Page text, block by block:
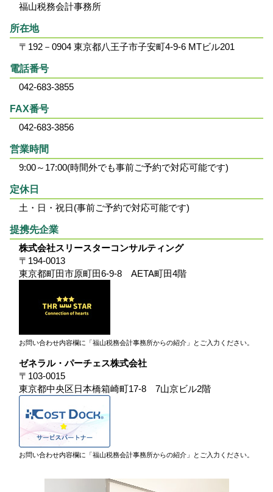
福山税務会計事務所
所在地
〒192－0904 東京都八王子市子安町4-9-6 MTビル201
電話番号
042-683-3855
FAX番号
042-683-3856
営業時間
9:00～17:00(時間外でも事前ご予約で対応可能です)
定休日
土・日・祝日(事前ご予約で対応可能です)
提携先企業
株式会社スリースターコンサルティング
〒194-0013
東京都町田市原町田6-9-8 AETA町田4階
お問い合わせ内容欄に「福山税務会計事務所からの紹介」とご入力ください。
ゼネラル・パーチェス株式会社
〒103-0015
東京都中央区日本橋箱崎町17-8 7山京ビル2階
お問い合わせ内容欄に「福山税務会計事務所からの紹介」とご入力ください。